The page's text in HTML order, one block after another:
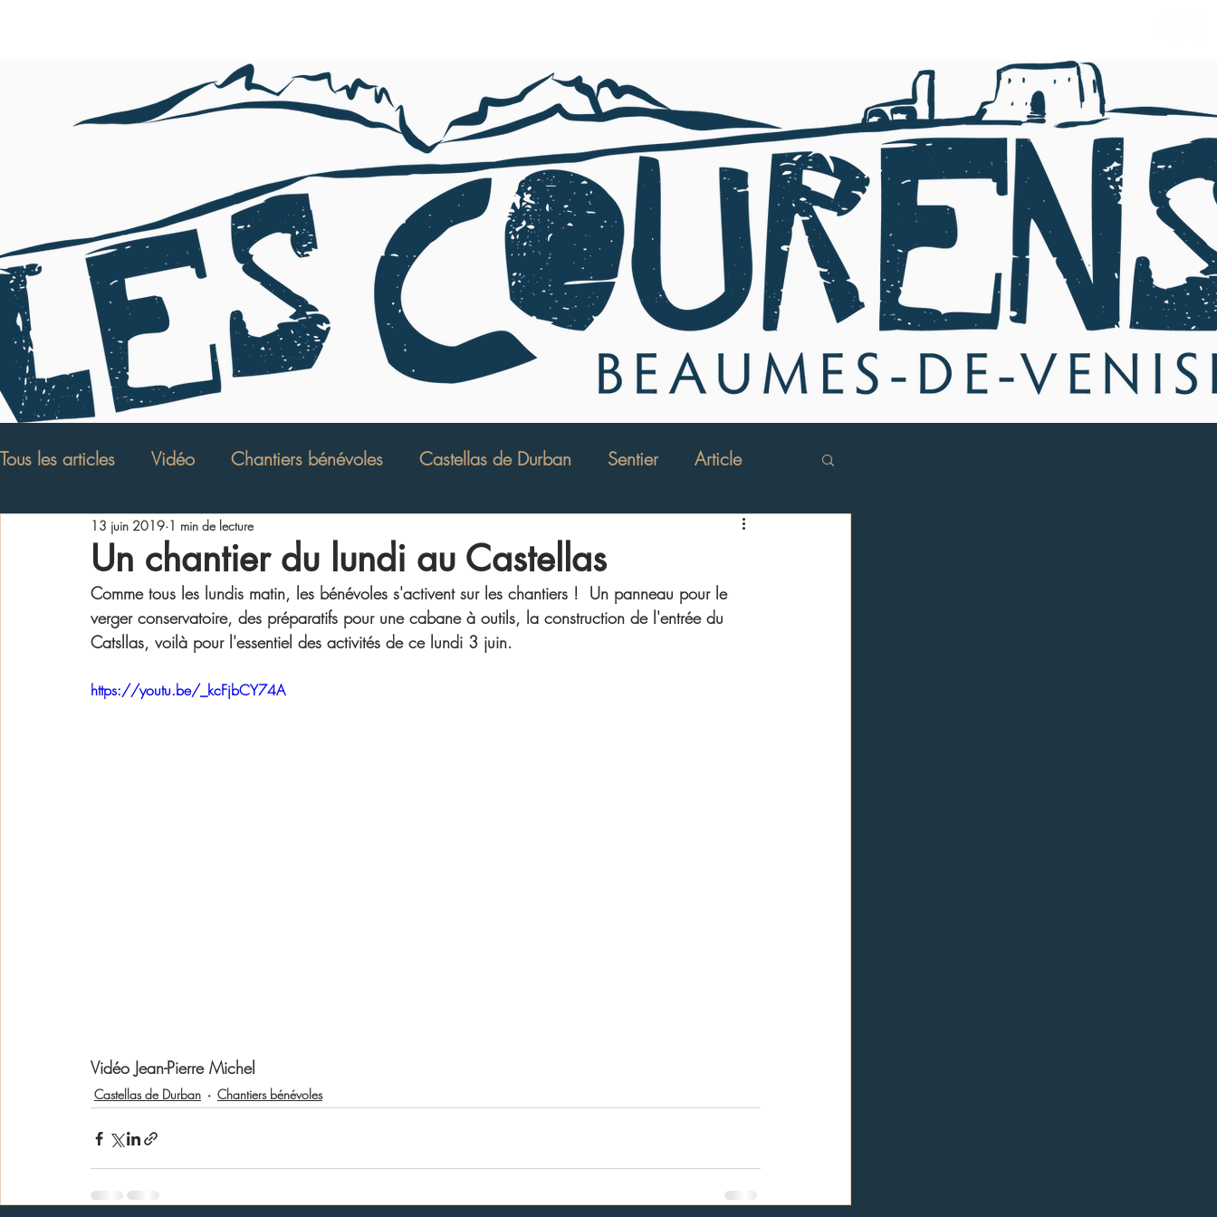
Tous les articles Vidéo Chantiers bénévoles Castellas de Durban Sentier Article
Verger Conservatoire Stages Rucher pédagogique
Evénement Deutsch Article de presse Les Câpriers de Beaumes de Venise
Un chantier du lundi au Castellas
13 juin 2019 1 min de lecture
Comme tous les lundis matin, les bénévoles s'activent sur les chantiers !  Un panneau pour le
verger conservatoire, des préparatifs pour une cabane à outils, la construction de l'entrée du
Catsllas, voilà pour l'essentiel des activités de ce lundi 3 juin.
https://youtu.be/_kcFjbCY74A
Vidéo Jean-Pierre Michel
Castellas de Durban Chantiers bénévoles